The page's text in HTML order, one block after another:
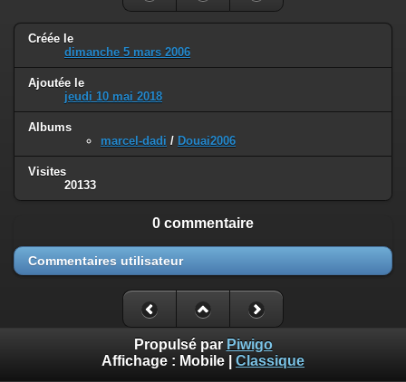
Créée le
dimanche 5 mars 2006
Ajoutée le
jeudi 10 mai 2018
Albums
marcel-dadi / Douai2006
Visites
20133
0 commentaire
Commentaires utilisateur
Propulsé par Piwigo
Affichage : Mobile Classique